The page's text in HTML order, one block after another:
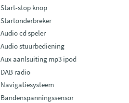
Start-stop knop
Startonderbreker
Audio cd speler
Audio stuurbediening
Aux aanlsuiting mp3 ipod
DAB radio
Navigatiesysteem
Bandenspanningssensor